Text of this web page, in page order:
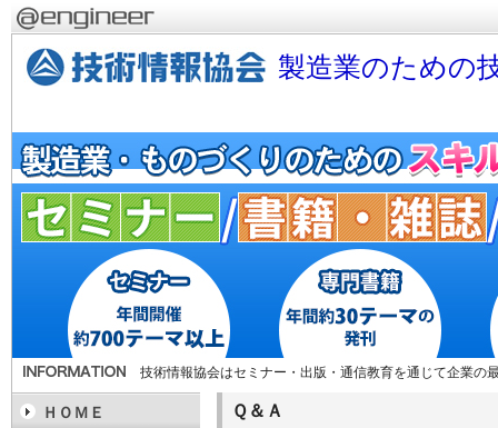
製造業のための
技術情報協会はセミナー・出版・通信教育を通じて企業の
Ｑ＆Ａ
ＨＯＭＥ